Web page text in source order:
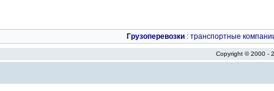
Грузоперевозки : транспортные
Copyright © 2000 -